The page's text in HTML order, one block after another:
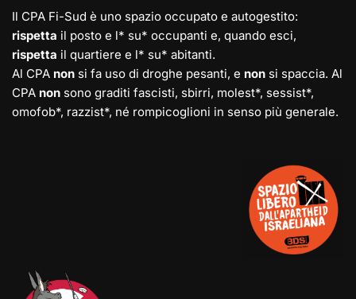
Il CPA Fi-Sud è uno spazio occupato e autogestito:
rispetta il posto e l* su* occupanti e, quando esci,
rispetta il quartiere e l* su* abitanti.
Al CPA non si fa uso di droghe pesanti, e non si spaccia. Al
CPA non sono graditi fascisti, sbirri, molest*, sessist*,
omofob*, razzist*, né rompicoglioni in senso più generale.